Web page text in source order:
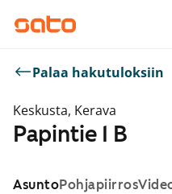
Palaa hakutuloksiin
Keskusta, Kerava
Papintie 1 B
AsuntoPohjapiirros